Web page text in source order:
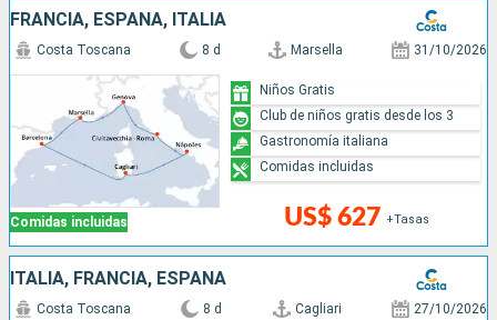
FRANCIA, ESPAÑA, ITALIA
Comidas incluidas
Costa Toscana 8 d Marsella 31/10/2026
US$ 627 +Tasas
Niños Gratis
Club de niños gratis desde los 3
Gastronomía italiana
Comidas incluidas
ITALIA, FRANCIA, ESPAÑA
Costa Toscana 8 d Cagliari 27/10/2026